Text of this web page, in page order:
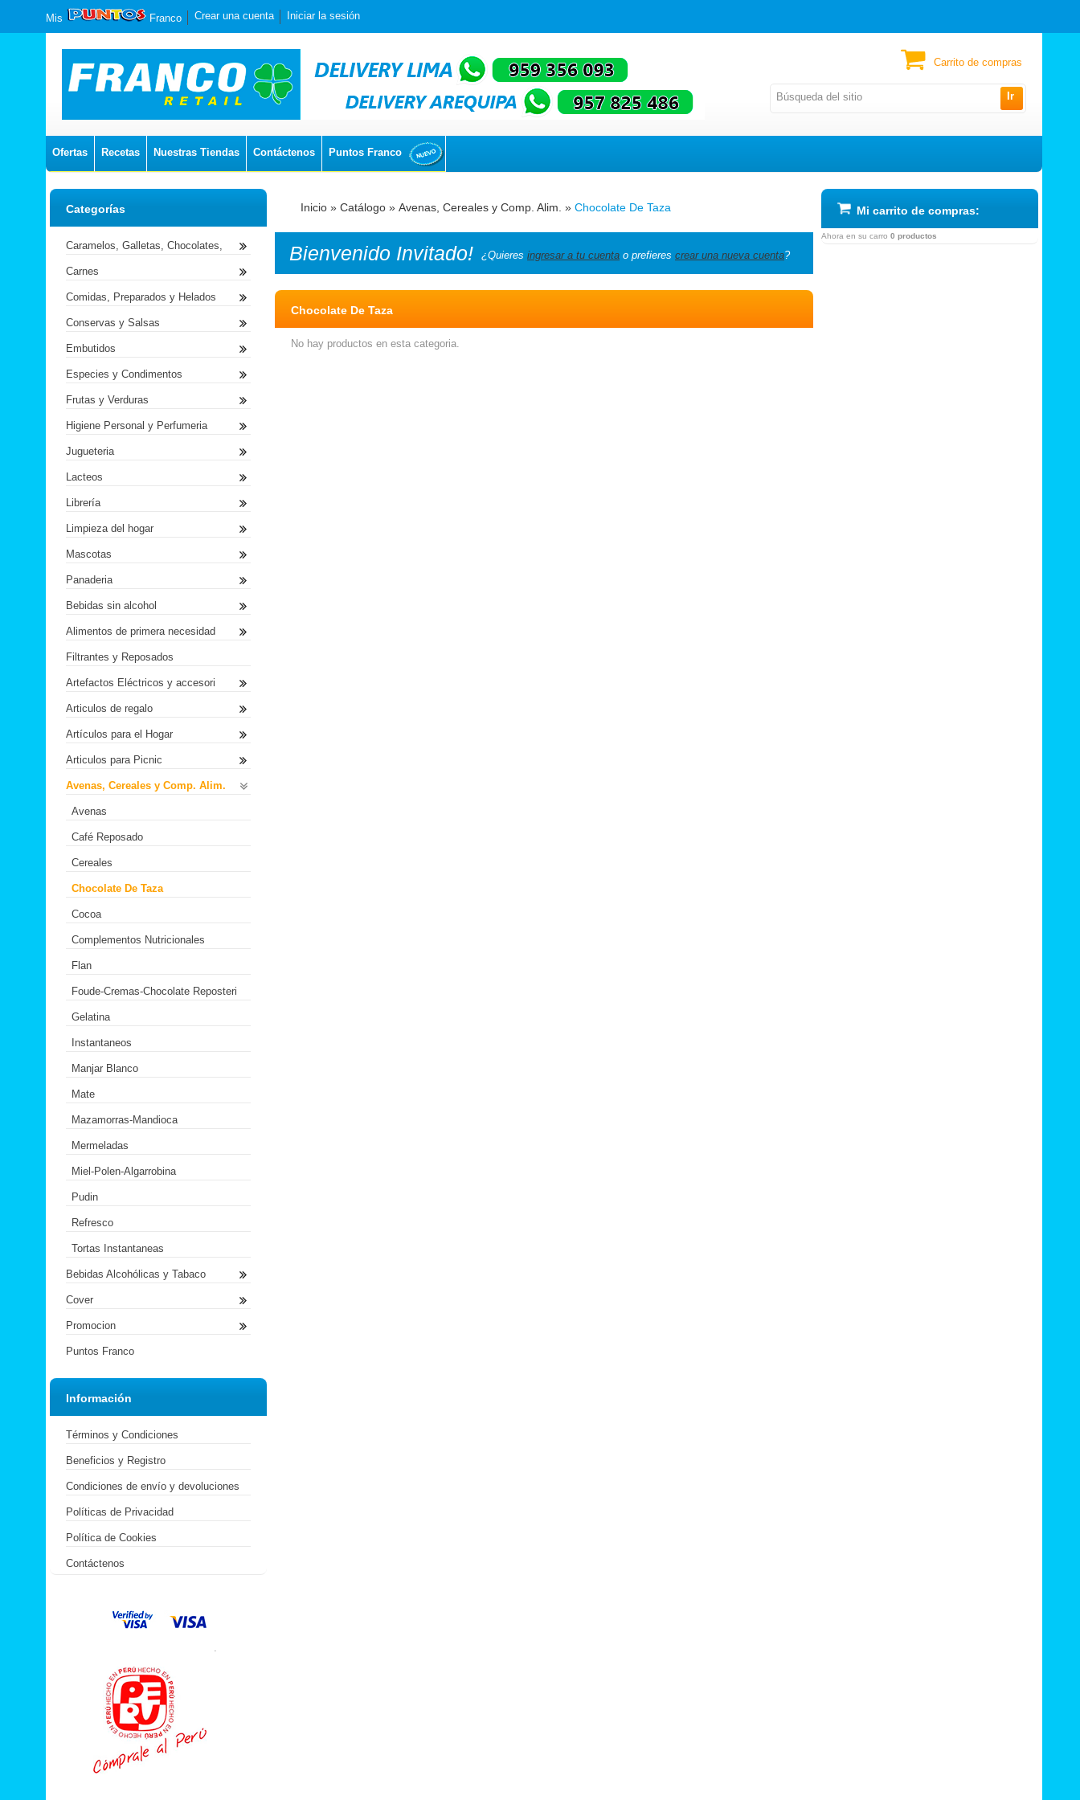
Ir
Mis Franco Crear una cuenta Iniciar la sesión
Ofertas Recetas Nuestras Tiendas Contáctenos Puntos Franco
Carrito de compras
Inicio » Catálogo » Avenas, Cereales y Comp. Alim. » Chocolate De Taza
Bienvenido Invitado! ¿Quieres ingresar a tu cuenta o prefieres crear una nueva cuenta?
Chocolate De Taza
No hay productos en esta categoria.
Categorías
Caramelos, Galletas, Chocolates,
Carnes
Comidas, Preparados y Helados
Conservas y Salsas
Embutidos
Especies y Condimentos
Frutas y Verduras
Higiene Personal y Perfumeria
Jugueteria
Lacteos
Librería
Limpieza del hogar
Mascotas
Panaderia
Bebidas sin alcohol
Alimentos de primera necesidad
Filtrantes y Reposados
Artefactos Eléctricos y accesori
Articulos de regalo
Artículos para el Hogar
Articulos para Picnic
Avenas, Cereales y Comp. Alim.
Avenas
Café Reposado
Cereales
Chocolate De Taza
Cocoa
Complementos Nutricionales
Flan
Foude-Cremas-Chocolate Reposteri
Gelatina
Instantaneos
Manjar Blanco
Mate
Mazamorras-Mandioca
Mermeladas
Miel-Polen-Algarrobina
Pudin
Refresco
Tortas Instantaneas
Bebidas Alcohólicas y Tabaco
Cover
Promocion
Puntos Franco
Información
Términos y Condiciones
Beneficios y Registro
Condiciones de envío y devoluciones
Políticas de Privacidad
Política de Cookies
Contáctenos
.
Mi carrito de compras:
Ahora en su carro 0 productos